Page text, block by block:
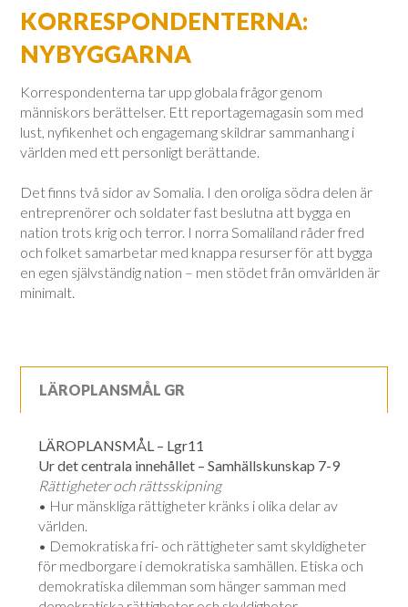
KORRESPONDENTERNA:
NYBYGGARNA
Korrespondenterna tar upp globala frågor genom
människors berättelser. Ett reportagemagasin som med
lust, nyfikenhet och engagemang skildrar sammanhang i
världen med ett personligt berättande.
Det finns två sidor av Somalia. I den oroliga södra delen är
entreprenörer och soldater fast beslutna att bygga en
nation trots krig och terror. I norra Somaliland råder fred
och folket samarbetar med knappa resurser för att bygga
en egen självständig nation – men stödet från omvärlden är
minimalt.
LÄROPLANSMÅL GR
LÄROPLANSMÅL – Lgr11
Ur det centrala innehållet – Samhällskunskap 7-9
Rättigheter och rättsskipning
• Hur mänskliga rättigheter kränks i olika delar av
världen.
• Demokratiska fri- och rättigheter samt skyldigheter
för medborgare i demokratiska samhällen. Etiska och
demokratiska dilemman som hänger samman med